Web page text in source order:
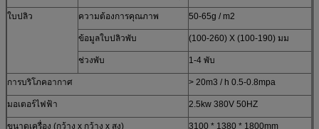
ใบปลิว ความต้องการคุณภาพ 50-65g / m2
ข้อมูลใบปลิวพับ (100-260) X (100-190) มม
ช่วงพับ 1-4 พับ
การบริโภคอากาศ > 20m3 / h 0.5-0.8mpa
มอเตอร์ไฟฟ้า 2.5kw 380V 50HZ
ขนาดเครื่อง (กว้าง x กว้าง x สูง) 3100 * 1380 * 1800mm